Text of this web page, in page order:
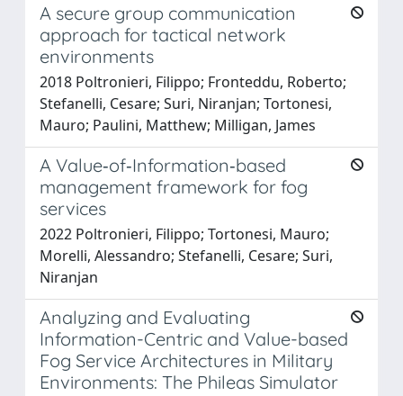
A secure group communication
approach for tactical network
environments
2018 Poltronieri, Filippo; Fronteddu, Roberto;
Stefanelli, Cesare; Suri, Niranjan; Tortonesi,
Mauro; Paulini, Matthew; Milligan, James
A Value‐of‐Information‐based
management framework for fog
services
2022 Poltronieri, Filippo; Tortonesi, Mauro;
Morelli, Alessandro; Stefanelli, Cesare; Suri,
Niranjan
Analyzing and Evaluating
Information-Centric and Value-based
Fog Service Architectures in Military
Environments: The Phileas Simulator